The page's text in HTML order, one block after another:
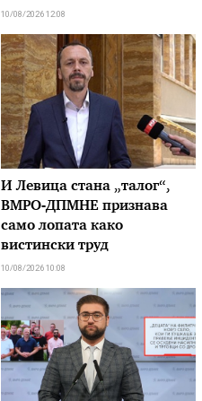
10/08/2026 12:08
И Левица стана „талог“,
ВМРО-ДПМНЕ признава
само лопата како
вистински труд
10/08/2026 10:08